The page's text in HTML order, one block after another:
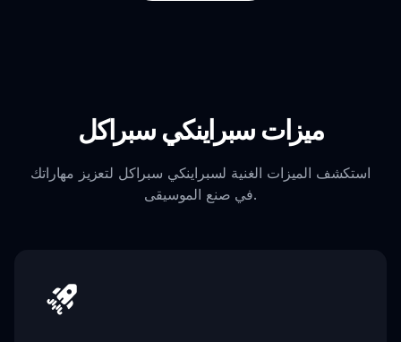
ميزات سبراينكي سبراكل
استكشف الميزات الغنية لسبراينكي سبراكل لتعزيز مهاراتك
في صنع الموسيقى.